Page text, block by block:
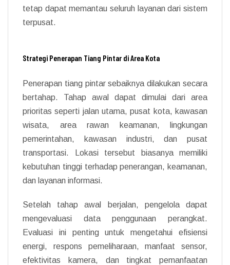
tetap dapat memantau seluruh layanan dari sistem
terpusat.
Strategi Penerapan Tiang Pintar di Area Kota
Penerapan tiang pintar sebaiknya dilakukan secara
bertahap. Tahap awal dapat dimulai dari area
prioritas seperti jalan utama, pusat kota, kawasan
wisata, area rawan keamanan, lingkungan
pemerintahan, kawasan industri, dan pusat
transportasi. Lokasi tersebut biasanya memiliki
kebutuhan tinggi terhadap penerangan, keamanan,
dan layanan informasi.
Setelah tahap awal berjalan, pengelola dapat
mengevaluasi data penggunaan perangkat.
Evaluasi ini penting untuk mengetahui efisiensi
energi, respons pemeliharaan, manfaat sensor,
efektivitas kamera, dan tingkat pemanfaatan